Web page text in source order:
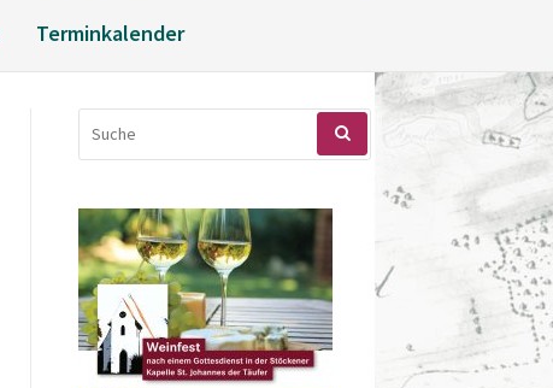
Terminkalender
NACH: